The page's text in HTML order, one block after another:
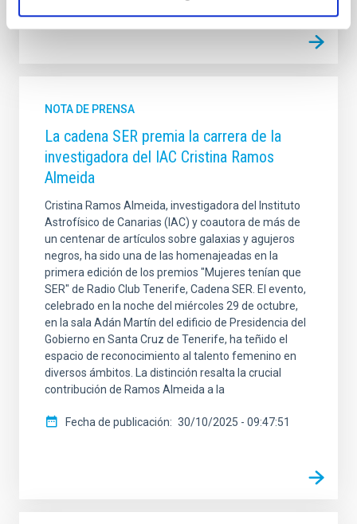
NOTA DE PRENSA
La cadena SER premia la carrera de la
investigadora del IAC Cristina Ramos
Almeida
Cristina Ramos Almeida, investigadora del Instituto
Astrofísico de Canarias (IAC) y coautora de más de
un centenar de artículos sobre galaxias y agujeros
negros, ha sido una de las homenajeadas en la
primera edición de los premios "Mujeres tenían que
SER" de Radio Club Tenerife, Cadena SER. El evento,
celebrado en la noche del miércoles 29 de octubre,
en la sala Adán Martín del edificio de Presidencia del
Gobierno en Santa Cruz de Tenerife, ha teñido el
espacio de reconocimiento al talento femenino en
diversos ámbitos. La distinción resalta la crucial
contribución de Ramos Almeida a la
Fecha de publicación 30/10/2025 - 09:47:51